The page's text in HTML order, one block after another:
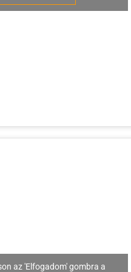
az 'Elfogadom' gombra a